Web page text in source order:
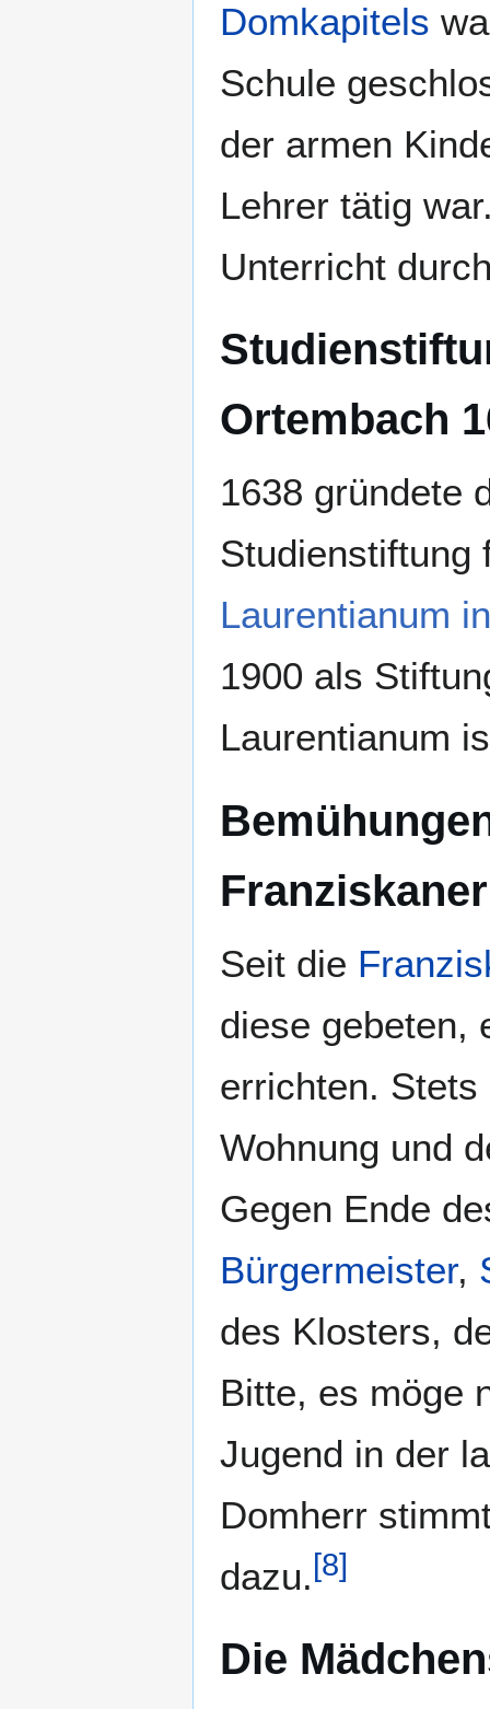
Domkapitels
Schule
der armen
Lehrer tätig
Unterricht
Ortembach
1638 gründete
Laurentianum
1900 als
Laurentianum
Seit die
diese gebeten,
errichten.
Wohnung und
Gegen Ende
Bürgermeister,
des Klosters,
Bitte, es möge
Jugend in der
Domherr
dazu. [8]
Die